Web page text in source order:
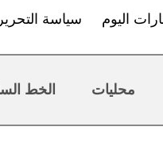
اليوم سياسة التحرير
محليات الخط